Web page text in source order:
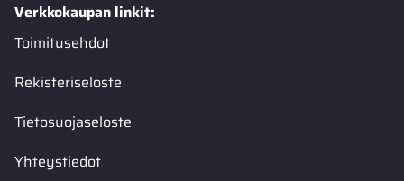
Verkkokaupan linkit:
Toimitusehdot
Rekisteriseloste
Tietosuojaseloste
Yhteystiedot